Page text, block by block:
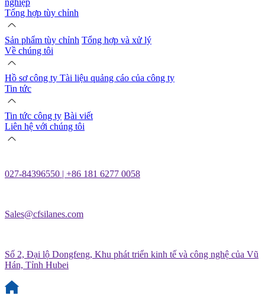
nghiệp
Tổng hợp tùy chỉnh
Sản phẩm tùy chỉnh Tổng hợp và xử lý
Về chúng tôi
Hồ sơ công ty Tài liệu quảng cáo của công ty
Tin tức
Tin tức công ty Bài viết
Liên hệ với chúng tôi
027-84396550 | +86 181 6277 0058
Sales@cfsilanes.com
Số 2, Đại lộ Dongfeng, Khu phát triển kinh tế và công nghệ của Vũ
Hán, Tỉnh Hubei